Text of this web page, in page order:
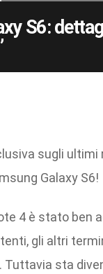
S6:
sugli ultimi
Galaxy S6!
4 è stato ben
gli altri
Tuttavia sta